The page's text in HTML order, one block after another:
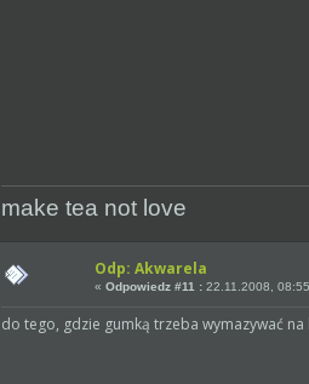
make tea not love
Odp: Akwarela
«Odpowiedz #11 : 22.11.2008,
do tego, gdzie gumką trzeba wymazywać